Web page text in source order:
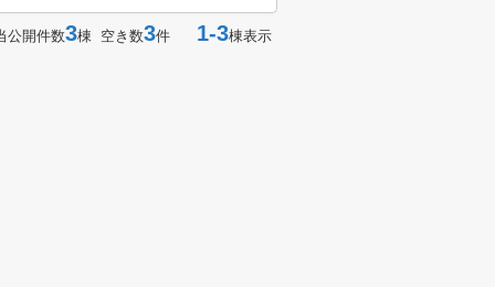
公開件数3棟 空き数3件 1-3棟表示